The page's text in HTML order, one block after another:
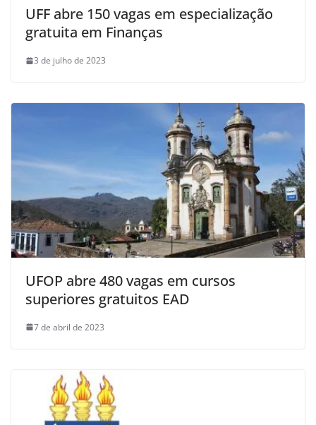
UFF abre 150 vagas em especialização
gratuita em Finanças
3 de julho de 2023
UFOP abre 480 vagas em cursos
superiores gratuitos EAD
7 de abril de 2023